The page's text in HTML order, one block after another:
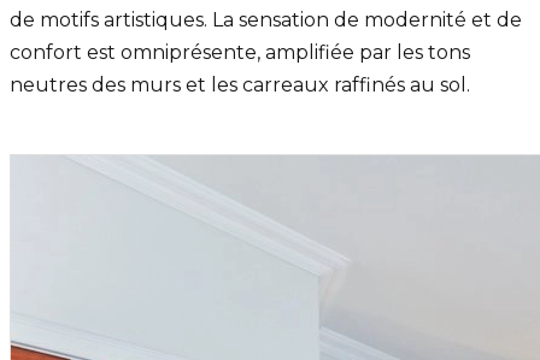
de motifs artistiques. La sensation de modernité et de
confort est omniprésente, amplifiée par les tons
neutres des murs et les carreaux raffinés au sol.